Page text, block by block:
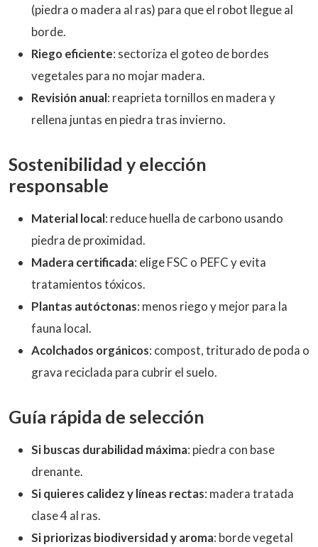
(piedra o madera al ras) para que el robot llegue al
borde.
Riego eficiente: sectoriza el goteo de bordes
vegetales para no mojar madera.
Revisión anual: reaprieta tornillos en madera y
rellena juntas en piedra tras invierno.
Sostenibilidad y elección
responsable
Material local: reduce huella de carbono usando
piedra de proximidad.
Madera certificada: elige FSC o PEFC y evita
tratamientos tóxicos.
Plantas autóctonas: menos riego y mejor para la
fauna local.
Acolchados orgánicos: compost, triturado de poda o
grava reciclada para cubrir el suelo.
Guía rápida de selección
Si buscas durabilidad máxima: piedra con base
drenante.
Si quieres calidez y líneas rectas: madera tratada
clase 4 al ras.
Si priorizas biodiversidad y aroma: borde vegetal